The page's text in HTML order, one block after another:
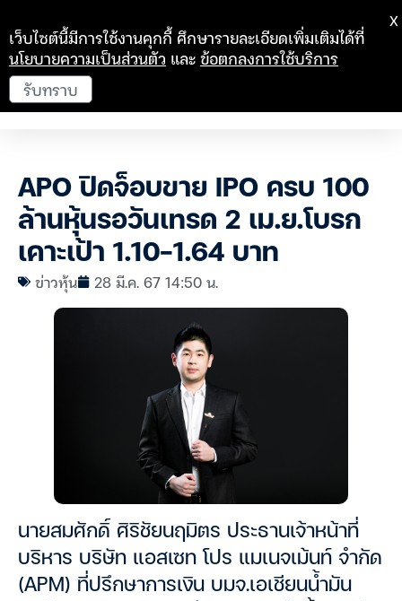
APO ปิดจ็อบขาย IPO ครบ 100
ล้านหุ้นรอวันเทรด 2 เม.ย.โบรก
เคาะเป้า 1.10-1.64 บาท
ข่าวหุ้น 28 มี.ค. 67 14:50 น.
นายสมศักดิ์ ศิริชัยนฤมิตร ประธานเจ้าหน้าที่
บริหาร บริษัท แอสเซท โปร แมเนจเม้นท์ จำกัด
(APM) ที่ปรึกษาการเงิน บมจ.เอเชียนน้ำมัน
เว็บไซต์นี้มีการใช้งานคุกกี้ ศึกษารายละเอียดเพิ่มเติมได้ที่
นโยบายความเป็นส่วนตัว และข้อตกลงการใช้บริการ
รับทราบ
X